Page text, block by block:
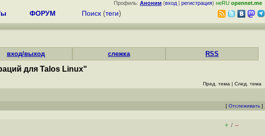
Профиль: Аноним (вход | регистрация) неRU opennet.me
ФОРУМ Поиск (теги)
вход/выход слежка RSS
для Talos Linux"
Пред. тема | След. тема
[ Отслеживать ]
+ / –